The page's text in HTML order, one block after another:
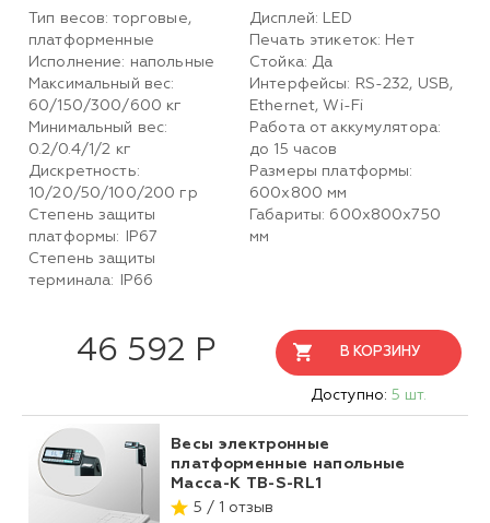
Тип весов: торговые,
платформенные
Исполнение: напольные
Максимальный вес:
60/150/300/600 кг
Минимальный вес:
0.2/0.4/1/2 кг
Дискретность:
10/20/50/100/200 гр
Степень защиты
платформы: IP67
Степень защиты
терминала: IP66
Дисплей: LED
Печать этикеток: Нет
Стойка: Да
Интерфейсы: RS-232, USB,
Ethernet, Wi-Fi
Работа от аккумулятора:
до 15 часов
Размеры платформы:
600х800 мм
Габариты: 600х800х750
мм
46 592 Р В КОРЗИНУ
Доступно: 5 шт.
Весы электронные
платформенные напольные
Масса-К TB-S-RL1
5 / 1 отзыв